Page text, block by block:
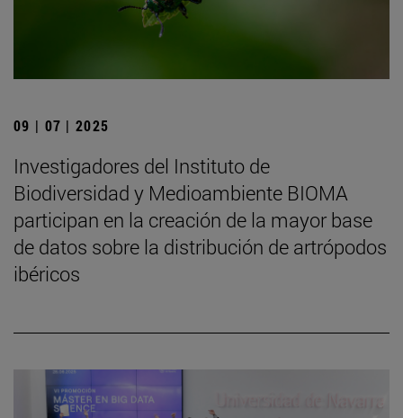
09 | 07 | 2025
Investigadores del Instituto de
Biodiversidad y Medioambiente BIOMA
participan en la creación de la mayor base
de datos sobre la distribución de artrópodos
ibéricos